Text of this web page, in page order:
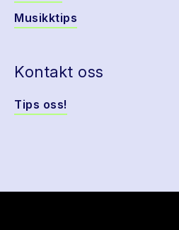
Musikktips
Kontakt oss
Tips oss!